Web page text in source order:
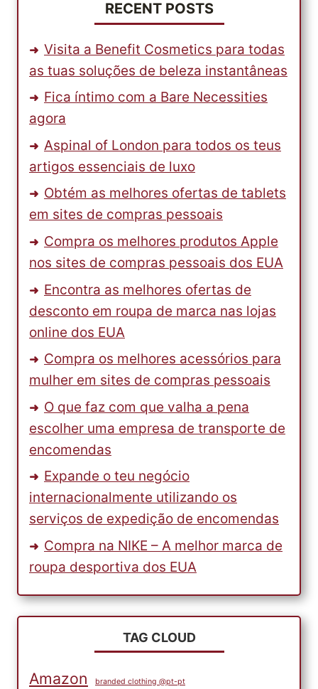
RECENT POSTS
Visita a Benefit Cosmetics para todas
as tuas soluções de beleza instantâneas
Fica íntimo com a Bare Necessities
agora
Aspinal of London para todos os teus
artigos essenciais de luxo
Obtém as melhores ofertas de tablets
em sites de compras pessoais
Compra os melhores produtos Apple
nos sites de compras pessoais dos EUA
Encontra as melhores ofertas de
desconto em roupa de marca nas lojas
online dos EUA
Compra os melhores acessórios para
mulher em sites de compras pessoais
O que faz com que valha a pena
escolher uma empresa de transporte de
encomendas
Expande o teu negócio
internacionalmente utilizando os
serviços de expedição de encomendas
Compra na NIKE – A melhor marca de
roupa desportiva dos EUA
TAG CLOUD
Amazon branded clothing @pt-pt